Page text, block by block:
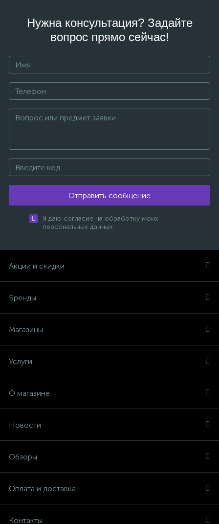
Нужна консультация? Задайте
вопрос прямо сейчас!
Отправить сообщение
Я даю согласие на обработку моих
персональных данных
Акции и скидки
Бренды
Магазины
Услуги
О магазине
Новости
Обзоры
Оплата и доставка
Контакты